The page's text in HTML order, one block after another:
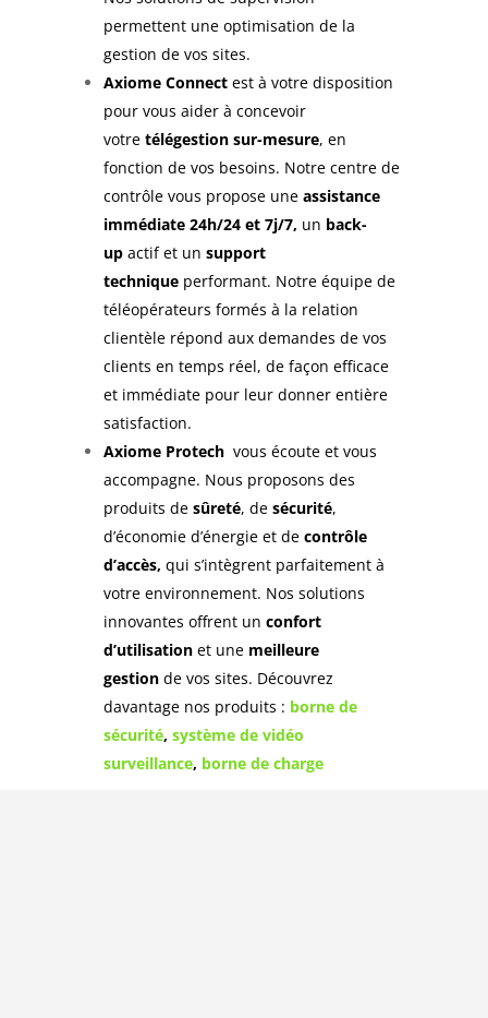
permettent une optimisation de la
gestion de vos sites.
Axiome Connect est à votre disposition
pour vous aider à concevoir
votre télégestion sur-mesure, en
fonction de vos besoins. Notre centre de
contrôle vous propose une assistance
immédiate24h/24 et 7j/7, un back-
up actif et un support
technique performant. Notre équipe de
téléopérateurs formés à la relation
clientèle répond aux demandes de vos
clients en temps réel, de façon efficace
et immédiate pour leur donner entière
satisfaction.
Axiome Protech vous écoute et vous
accompagne. Nous proposons des
produits de sûreté, de sécurité,
d’économie d’énergie et de contrôle
d’accès, qui s’intègrent parfaitement à
votre environnement. Nos solutions
innovantes offrent un confort
d’utilisation et une meilleure
gestion de vos sites. Découvrez
davantage nos produits : borne de
sécurité, système de vidéo
surveillance, borne de charge